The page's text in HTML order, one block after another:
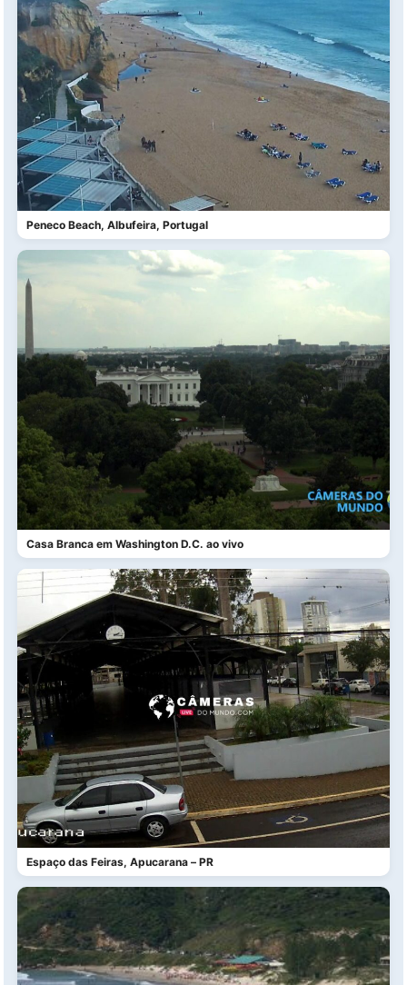
Peneco Beach, Albufeira, Portugal
Casa Branca em Washington D.C. ao vivo
Espaço das Feiras, Apucarana – PR